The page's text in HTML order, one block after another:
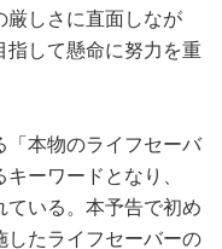
厳しさに直面しなが
指して懸命に努力を重
本物のライフセーバ
ーワードとなり、
いる。本予告で初め
したライフセーバーの